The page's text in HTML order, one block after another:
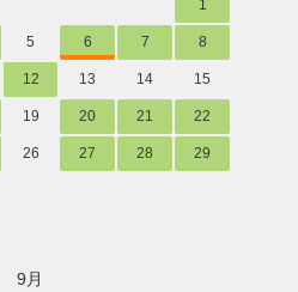
1
5 6 7 8
12 13 14 15
19 20 21 22
26 27 28 29
9月